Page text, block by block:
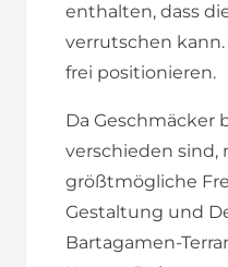
enthalten, dass
verrutschen
frei positionieren.
Da Geschmäcker
verschieden
größtmögliche
Gestaltung und
Bartagamen-